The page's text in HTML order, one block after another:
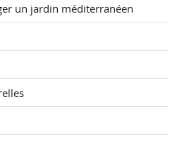
un jardin méditerranéen